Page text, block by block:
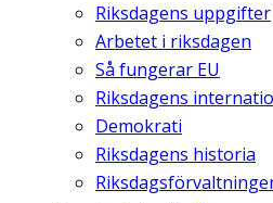
Riksdagens uppgifter
Arbetet i riksdagen
Så fungerar EU
Riksdagens
Demokrati
Riksdagens historia